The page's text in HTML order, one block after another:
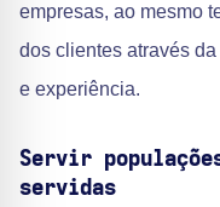
empresas, ao mesmo
dos clientes através
e experiência.
Servir
servidas